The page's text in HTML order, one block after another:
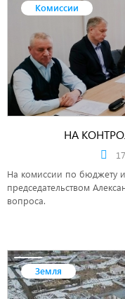
Комиссии
НА
На комиссии по бюджету
председательством
вопроса.
Земля